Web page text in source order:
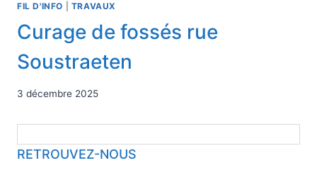
FIL D'INFO TRAVAUX
Curage de fossés rue
Soustraeten
3 décembre 2025
RETROUVEZ-NOUS